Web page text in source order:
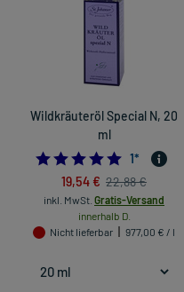
Wildkräuteröl Special N, 20
ml
5.0
1*
19,54 € 22,88 €
inkl. MwSt. Gratis-Versand
innerhalb D.
Nicht lieferbar
977,00 € / l